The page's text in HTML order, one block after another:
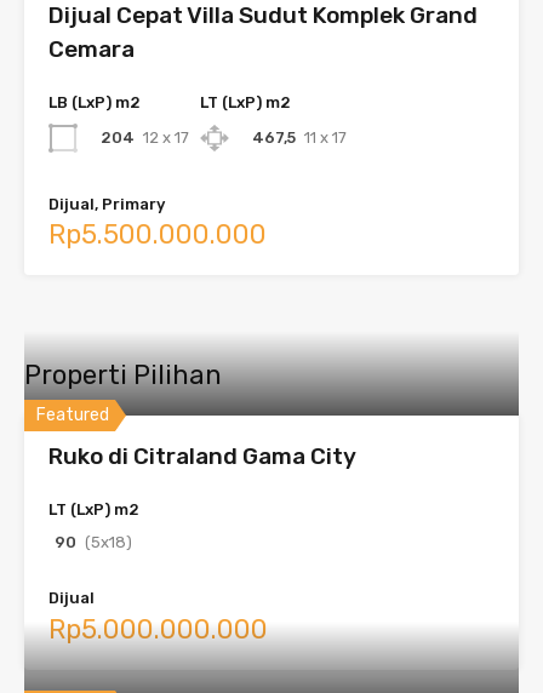
Dijual Cepat Villa Sudut Komplek Grand
Cemara
LB (LxP) m2
204 12 x 17
LT (LxP) m2
467,5 11 x 17
Dijual, Primary
Rp5.500.000.000
Properti Pilihan
Featured
Ruko di Citraland Gama City
LT (LxP) m2
90 (5x18)
Dijual
Rp5.000.000.000